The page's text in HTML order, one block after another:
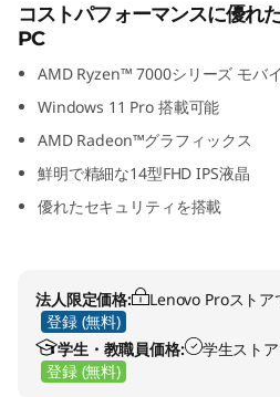
A
M
D
コストパフォーマンスに優れ
PC
AMD Ryzen™ 7000シリーズ モバ
Windows 11 Pro 搭載可能
AMD Radeon™グラフィックス
鮮明で精細な14型FHD IPS液晶
優れたセキュリティを搭載
法人限定価格:
Lenovo Proストア
登録 (無料)
学生・教職員価格:
学生スト
登録 (無料)